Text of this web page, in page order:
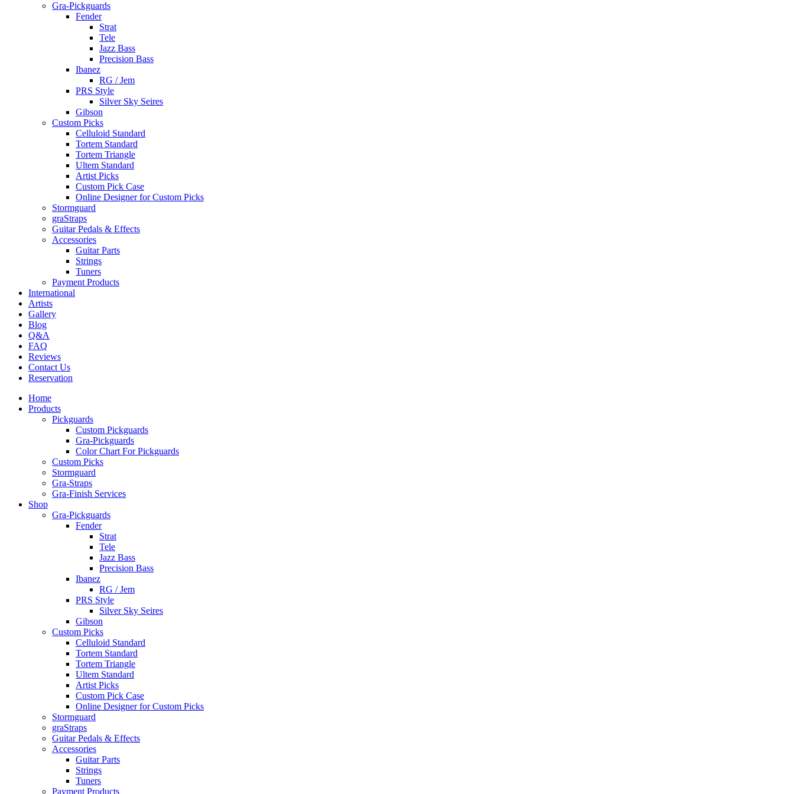
Gra-Pickguards
Fender
Strat
Tele
Jazz Bass
Precision Bass
Ibanez
RG / Jem
PRS Style
Silver Sky Seires
Gibson
Custom Picks
Celluloid Standard
Tortem Standard
Tortem Triangle
Ultem Standard
Artist Picks
Custom Pick Case
Online Designer for Custom Picks
Stormguard
graStraps
Guitar Pedals & Effects
Accessories
Guitar Parts
Strings
Tuners
Payment Products
International
Artists
Gallery
Blog
Q&A
FAQ
Reviews
Contact Us
Reservation
Home
Products
Pickguards
Custom Pickguards
Gra-Pickguards
Color Chart For Pickguards
Custom Picks
Stormguard
Gra-Straps
Gra-Finish Services
Shop
Gra-Pickguards
Fender
Strat
Tele
Jazz Bass
Precision Bass
Ibanez
RG / Jem
PRS Style
Silver Sky Seires
Gibson
Custom Picks
Celluloid Standard
Tortem Standard
Tortem Triangle
Ultem Standard
Artist Picks
Custom Pick Case
Online Designer for Custom Picks
Stormguard
graStraps
Guitar Pedals & Effects
Accessories
Guitar Parts
Strings
Tuners
Payment Products